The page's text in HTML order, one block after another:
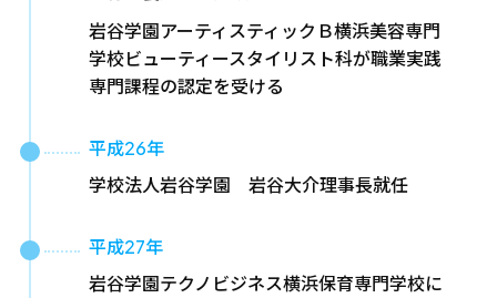
岩谷学園アーティスティックＢ横浜美容専門
学校ビューティースタイリスト科が職業実践
専門課程の認定を受ける
平成26年
学校法人岩谷学園 岩谷大介理事長就任
平成27年
岩谷学園テクノビジネス横浜保育専門学校に